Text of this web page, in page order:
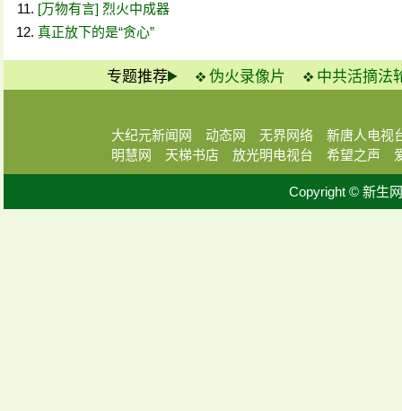
[万物有言] 烈火中成器
真正放下的是“贪心”
专题推荐 伪火录像片 中共活摘法
大纪元新闻网 动态网 无界网络
新唐人电视
明慧网
天梯书店 放光明电视台 希望之声
Copyright © 新生